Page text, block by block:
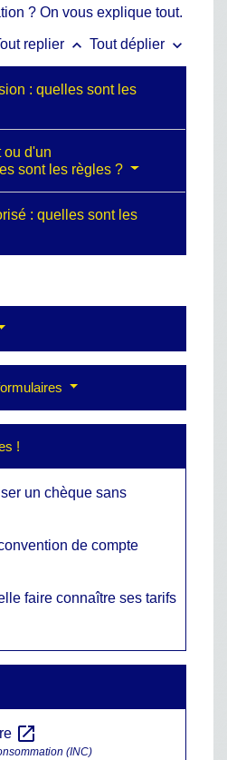
? On vous explique tout.
replier keyboard_arrow_up Tout déplier keyboard_arrow_down
: quelles sont les
ou d'un
sont les règles ?
: quelles sont les
!
un chèque sans
de compte
faire connaître ses tarifs
open_in_new
(INC)